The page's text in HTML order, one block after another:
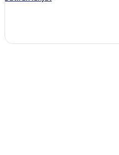
Room
ruang kerja komputer riba